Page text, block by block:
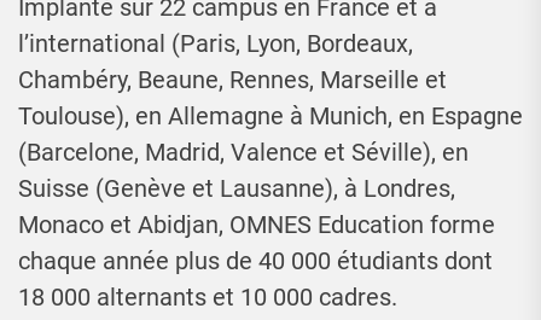
Implanté sur 22 campus en France et à
l’international (Paris, Lyon, Bordeaux,
Chambéry, Beaune, Rennes, Marseille et
Toulouse), en Allemagne à Munich, en Espagne
(Barcelone, Madrid, Valence et Séville), en
Suisse (Genève et Lausanne), à Londres,
Monaco et Abidjan, OMNES Education forme
chaque année plus de 40 000 étudiants dont
18 000 alternants et 10 000 cadres.